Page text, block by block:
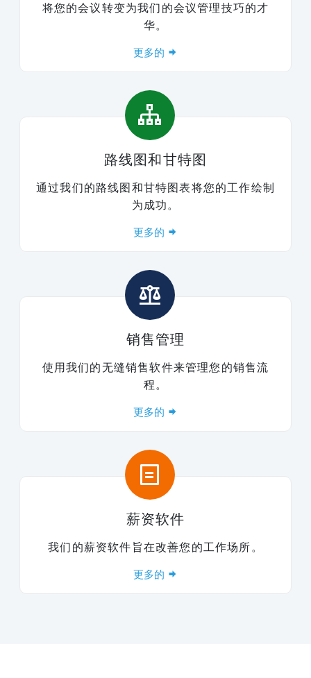
将您的会议转变为我们的会议管理技巧的才
华。
更多的
路线图和甘特图
通过我们的路线图和甘特图表将您的工作绘制
为成功。
更多的
销售管理
使用我们的无缝销售软件来管理您的销售流
程。
更多的
薪资软件
我们的薪资软件旨在改善您的工作场所。
更多的